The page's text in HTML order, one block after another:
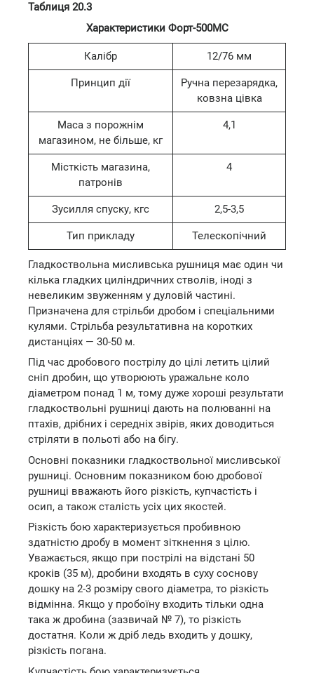
Таблиця 20.3
Характеристики Форт-500МС
Калібр 12/76 мм
Принцип дії
Ручна перезарядка,
ковзна цівка
Маса з порожнім
магазином, не більше, кг
4,1
Місткість магазина,
патронів
4
Зусилля спуску, кгс 2,5-3,5
Тип прикладу Телескопічний
Гладкоствольна мисливська рушниця має один чи
кілька гладких циліндричних стволів, іноді з
невеликим звуженням у дуловій частині.
Призначена для стрільби дробом і спеціальними
кулями. Стрільба результативна на коротких
дистанціях — 30-50 м.
Під час дробового пострілу до цілі летить цілий
сніп дробин, що утворюють уражальне коло
діаметром понад 1 м, тому дуже хороші результати
гладкоствольні рушниці дають на полюванні на
птахів, дрібних і середніх звірів, яких доводиться
стріляти в польоті або на бігу.
Основні показники гладкоствольної мисливської
рушниці. Основним показником бою дробової
рушниці вважають його різкість, купчастість і
осип, а також сталість усіх цих якостей.
Різкість бою характеризується пробивною
здатністю дробу в момент зіткнення з цілю.
Уважається, якщо при пострілі на відстані 50
кроків (35 м), дробини входять в суху соснову
дошку на 2-3 розміру свого діаметра, то різкість
відмінна. Якщо у пробоїну входить тільки одна
така ж дробина (зазвичай № 7), то різкість
достатня. Коли ж дріб ледь входить у дошку,
різкість погана.